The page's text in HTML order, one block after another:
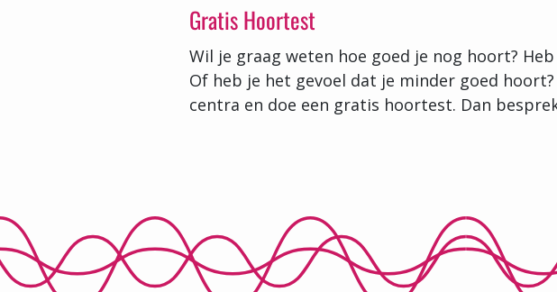
Gratis Hoortest
Wil je graag weten hoe goed je nog hoort?
Of heb je het gevoel dat je minder goed
centra en doe een gratis hoortest. Dan